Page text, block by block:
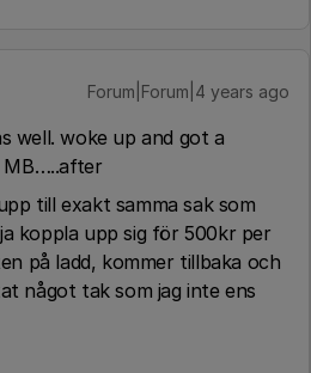
Forum|Forum|4 years ago
well. woke up and got a
MB…..after
till exakt samma sak som
koppla upp sig för 500kr per
på ladd, kommer tillbaka och
något tak som jag inte ens